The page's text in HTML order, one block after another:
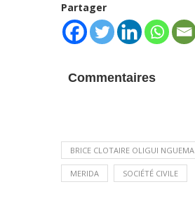
Partager
Commentaires
BRICE CLOTAIRE OLIGUI NGUEMA
MERIDA SOCIÉTÉ CIVILE